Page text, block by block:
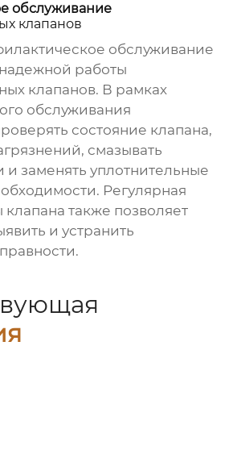
обслуживание
клапанов
обслуживание
работы
клапанов. В рамках
обслуживания
состояние клапана,
смазывать
заменять уплотнительные
Регулярная
также позволяет
и устранить